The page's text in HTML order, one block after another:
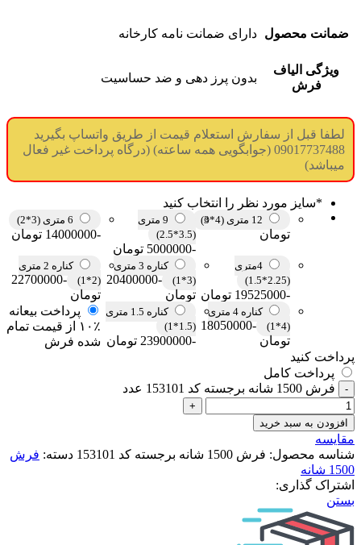
ضمانت محصول دارای ضمانت نامه کارخانه
ویژگی الیاف
فرش
بدون پرز دهی و ضد حساسیت
لطفا قبل از سفارش استعلام قیمت از طریق واتساپ بگیرید
09017737488 (جوابگویی همه ساعته) (درگاه پرداخت غیر فعال
میباشد)
*سایز مورد نظر را انتخاب کنید
12 متری (4*3)
تومان
9 متری
(3.5*2.5)
-5000000 تومان
6 متری (3*2)
-14000000 تومان
4متری
(2.25*1.5)
-19525000 تومان
کناره 3 متری
(3*1)
-20400000
تومان
کناره 2 متری
(2*1)
-22700000
تومان
کناره 4 متری
(4*1)
-18050000
تومان
کناره 1.5 متری
(1.5*1)
-23900000 تومان
پرداخت بیعانه
۱۰٪ از قیمت تمام
شده فرش
پرداخت کنید
پرداخت کامل
فرش 1500 شانه برجسته کد 153101 عدد
افزودن به سبد خرید
مقایسه
شناسه محصول: فرش 1500 شانه برجسته کد 153101 دسته: فرش
1500 شانه
اشتراک گذاری:
بستن